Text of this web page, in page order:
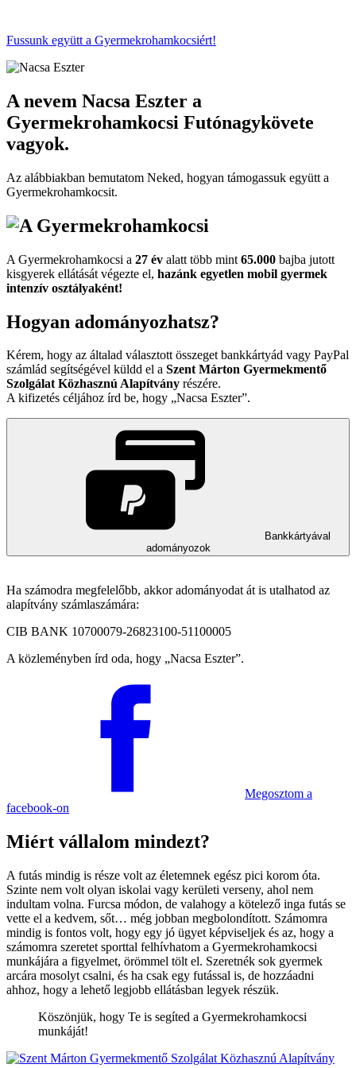
Fussunk együtt a Gyermekrohamkocsiért!
A nevem Nacsa Eszter a
Gyermekrohamkocsi Futónagykövete
vagyok.
Az alábbiakban bemutatom Neked, hogyan támogassuk együtt a
Gyermekroham­kocsit.
A Gyermekrohamkocsi a 27 év alatt több mint 65.000 bajba jutott
kisgyerek ellátását végezte el, hazánk egyetlen mobil gyermek
intenzív osztályaként!
Hogyan adományozhatsz?
Kérem, hogy az általad választott összeget bankkártyád vagy PayPal
számlád segítségével küldd el a Szent Márton Gyermekmentő
Szolgálat Közhasznú Alapítvány részére.
A kifizetés céljához írd be, hogy
Nacsa Eszter .
Bankkártyával
adományozok
Ha számodra megfelelőbb, akkor adományodat át is utalhatod az
alapítvány számlaszámára:
CIB BANK 10700079-26823100-51100005
A közleményben írd oda, hogy
Nacsa Eszter .
Megosztom a
facebook-on
Miért vállalom mindezt?
A futás mindig is része volt az életemnek egész pici korom óta.
Szinte nem volt olyan iskolai vagy kerületi verseny, ahol nem
indultam volna. Furcsa módon, de valahogy a kötelező inga futás se
vette el a kedvem, sőt… még jobban megbolondított. Számomra
mindig is fontos volt, hogy egy jó ügyet képviseljek és az, hogy a
számomra szeretet sporttal felhívhatom a Gyermekrohamkocsi
munkájára a figyelmet, örömmel tölt el. Szeretnék sok gyermek
arcára mosolyt csalni, és ha csak egy futással is, de hozzáadni
ahhoz, hogy a lehető legjobb ellátásban legyek részük.
Köszönjük, hogy Te is segíted a Gyermek­roham­kocsi
munkáját!